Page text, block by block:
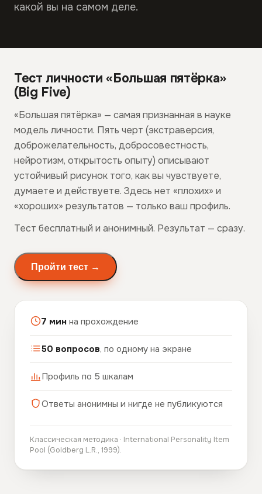
какой вы на самом деле.
Тест личности «Большая пятёрка»
(Big Five)
«Большая пятёрка» — самая признанная в науке
модель личности. Пять черт (экстраверсия,
доброжелательность, добросовестность,
нейротизм, открытость опыту) описывают
устойчивый рисунок того, как вы чувствуете,
думаете и действуете. Здесь нет «плохих» и
«хороших» результатов — только ваш профиль.
Тест бесплатный и анонимный. Результат — сразу.
Пройти тест →
7 мин на прохождение
50 вопросов, по одному на экране
Профиль по 5 шкалам
Ответы анонимны и нигде не публикуются
Классическая методика · International Personality Item
Pool (Goldberg L.R., 1999).